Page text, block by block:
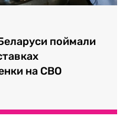
поймали
на СВО